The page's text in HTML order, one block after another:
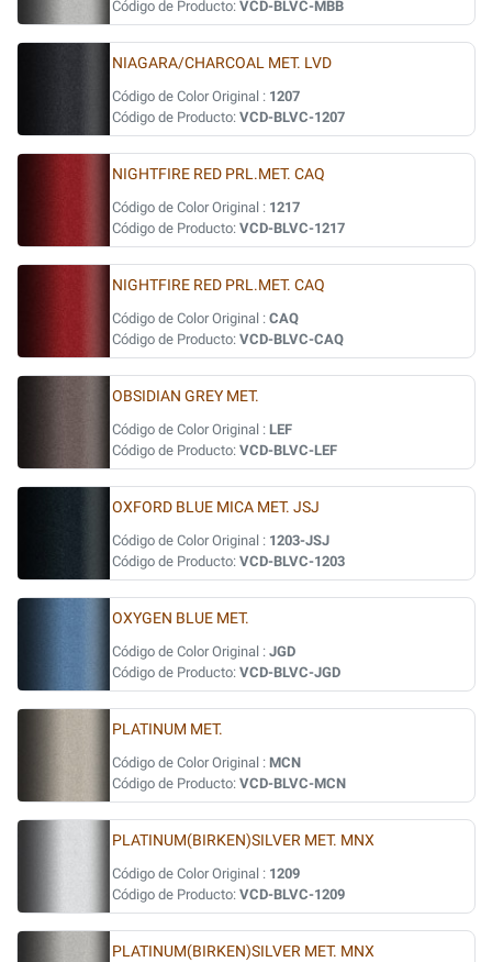
Código de Producto: VCD-BLVC-MBB
NIAGARA/CHARCOAL MET. LVD
Código de Color Original : 1207
Código de Producto: VCD-BLVC-1207
NIGHTFIRE RED PRL.MET. CAQ
Código de Color Original : 1217
Código de Producto: VCD-BLVC-1217
NIGHTFIRE RED PRL.MET. CAQ
Código de Color Original : CAQ
Código de Producto: VCD-BLVC-CAQ
OBSIDIAN GREY MET.
Código de Color Original : LEF
Código de Producto: VCD-BLVC-LEF
OXFORD BLUE MICA MET. JSJ
Código de Color Original : 1203-JSJ
Código de Producto: VCD-BLVC-1203
OXYGEN BLUE MET.
Código de Color Original : JGD
Código de Producto: VCD-BLVC-JGD
PLATINUM MET.
Código de Color Original : MCN
Código de Producto: VCD-BLVC-MCN
PLATINUM(BIRKEN)SILVER MET. MNX
Código de Color Original : 1209
Código de Producto: VCD-BLVC-1209
PLATINUM(BIRKEN)SILVER MET. MNX